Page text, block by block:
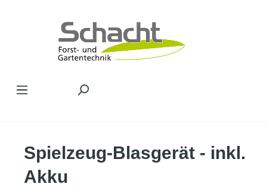
Spielzeug-Blasgerät - inkl.
Akku